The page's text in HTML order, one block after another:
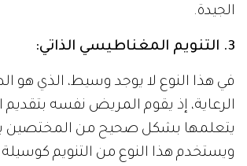
الجيدة.
3. التنويم المغناطيسي الذاتي:
في هذا النوع لا يوجد وسيط، الذي هو
الرعاية، إذ يقوم المريض نفسه بتقديم
يتعلمها بشكل صحيح من المختصين
ويستخدم هذا النوع من التنويم